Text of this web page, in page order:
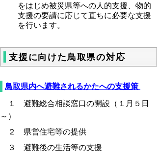
をはじめ被災県等への人的支援、物的
支援の要請に応じて直ちに必要な支援
を行います。
支援に向けた鳥取県の対応
鳥取県内へ避難されるかたへの支援策
１ 避難総合相談窓口の開設（１月５日
～）
２ 県営住宅等の提供
３ 避難後の生活等の支援